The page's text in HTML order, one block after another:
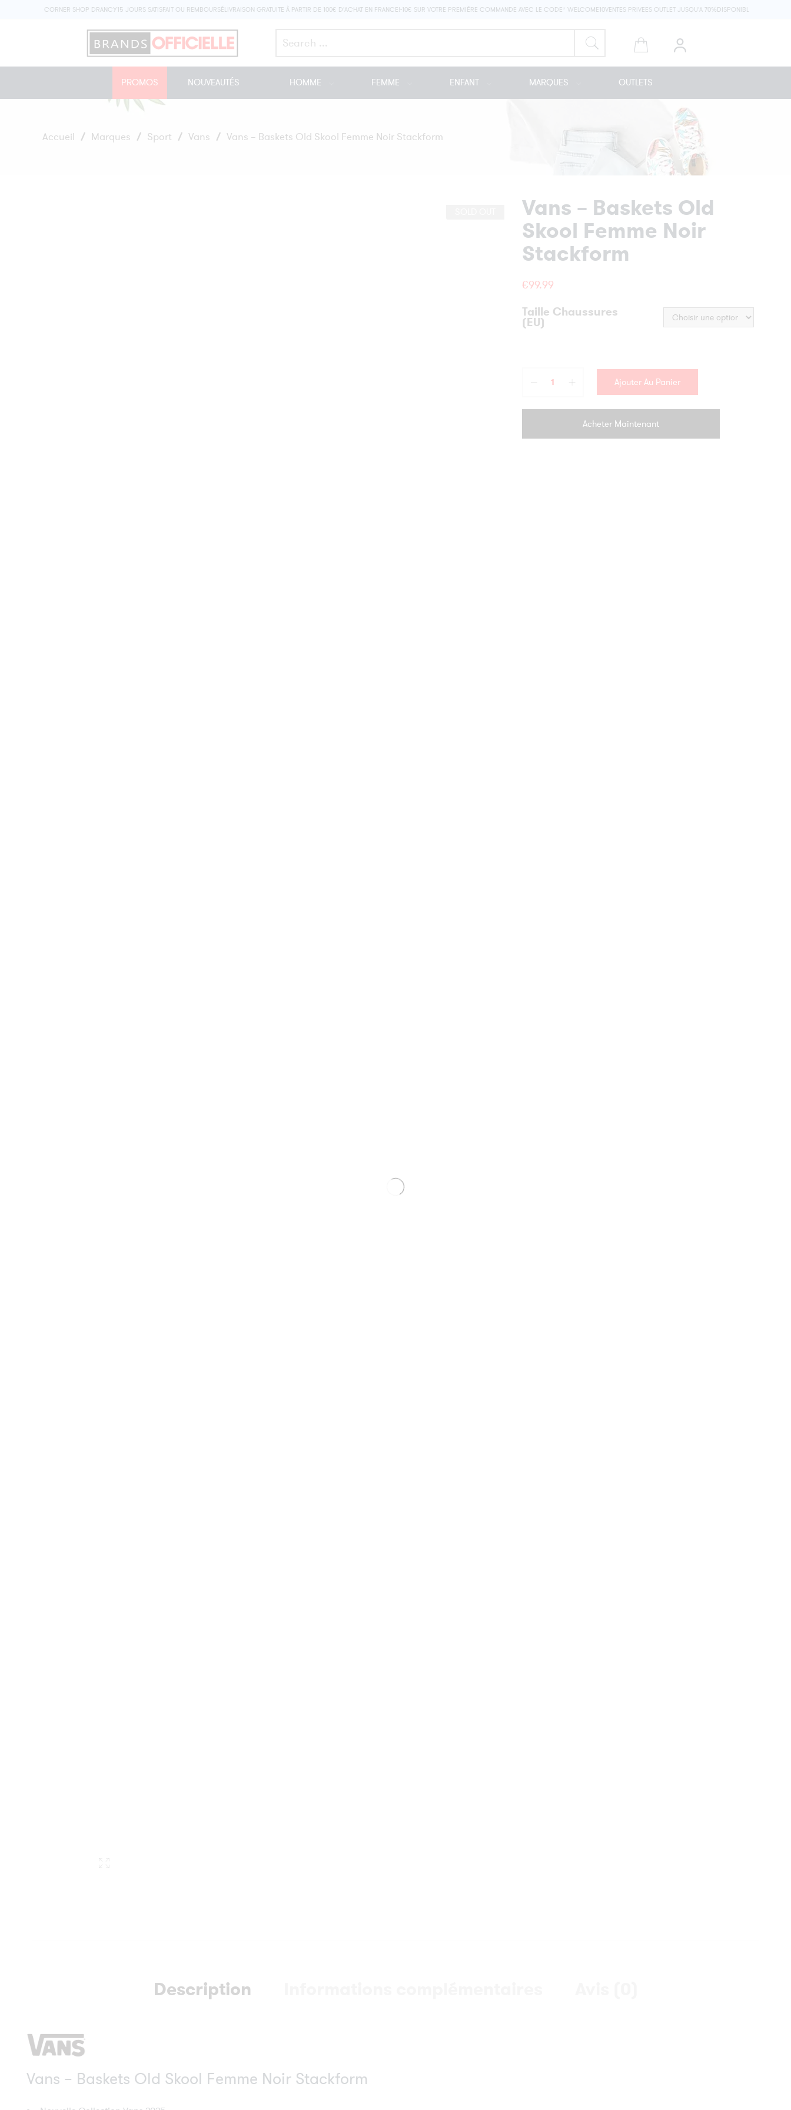
CORNER SHOP DRANCY15 JOURS SATISFAIT OU REMBOURSÉLIVRAISON GRATUITE À PARTIR DE 100€ D'ACHAT EN FRANCE!-10€ SUR VOTRE PREMIÈRE COMMANDE AVEC LE CODE* WELCOME10VENTES PRIVEES OUTLET JUSQU'A 70%DISPONIBLE EN MAGASIN
PROMOS NOUVEAUTÉS HOMME FEMME ENFANT MARQUES OUTLETS
Accueil / Marques / Sport / Vans / Vans – Baskets Old Skool Femme Noir Stackform
Vans – Baskets Old
Skool Femme Noir
Stackform
€99.99
Taille Chaussures
(EU)
Ajouter Au Panier
Acheter Maintenant
Description
Vans – Baskets Old Skool Femme Noir Stackform